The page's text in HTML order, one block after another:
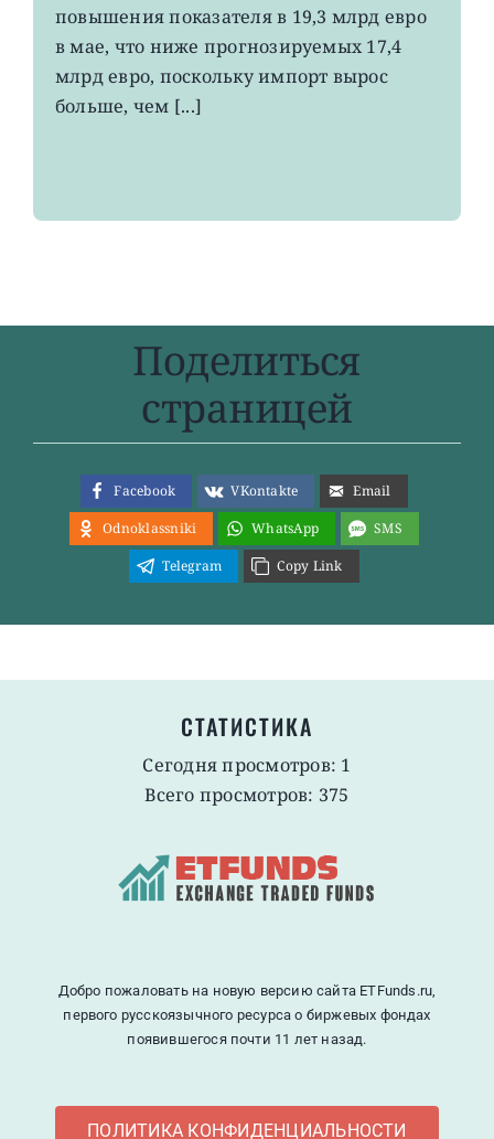
4-
летнего
повышения показателя в 19,3 млрд евро
в мае, что ниже прогнозируемых 17,4
млрд евро, поскольку импорт вырос
больше, чем [...]
Поделиться
страницей
Facebook VKontakte
Email
Odnoklassniki
WhatsApp
SMS
Telegram
Copy Link
СТАТИСТИКА
Сегодня просмотров: 1
Всего просмотров: 375
Добро пожаловать на новую версию сайта ETFunds.ru,
первого русскоязычного ресурса о биржевых фондах
появившегося почти 11 лет назад.
ПОЛИТИКА КОНФИДЕНЦИАЛЬНОСТИ